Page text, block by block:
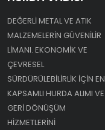
DEĞERLI METAL VE ATIK
MALZEMELERIN GÜVENILIR
LIMANI. EKONOMIK VE
ÇEVRESEL
SÜRDÜRÜLEBILIRLIK IÇIN EN
KAPSAMLI HURDA ALIMI VE
GERI DÖNÜŞÜM
HIZMETLERINI